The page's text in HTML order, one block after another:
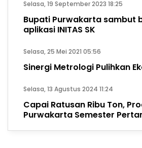
Selasa, 19 September 2023 18:25
Bupati Purwakarta sambut
aplikasi INITAS SK
Selasa, 25 Mei 2021 05:56
Sinergi Metrologi Pulihkan
Selasa, 13 Agustus 2024 11:24
Capai Ratusan Ribu Ton,
Purwakarta Semester